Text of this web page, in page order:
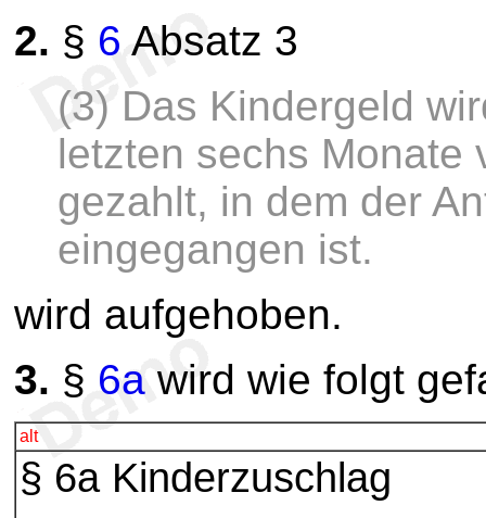
2. § 6 Absatz 3
(3) Das Kindergeld
letzten sechs Monate
gezahlt, in dem der
eingegangen ist.
wird aufgehoben.
3. § 6a wird wie folgt
alt
§ 6a Kinderzuschlag